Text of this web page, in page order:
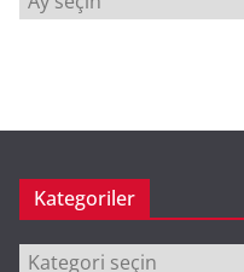
r
Kategoriler
Kategoriler